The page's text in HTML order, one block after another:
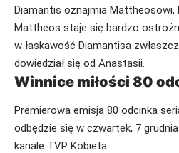
Diamantis oznajmia Mattheosowi,
Mattheos staje się bardzo
w łaskawość Diamantisa
dowiedział się od Anastasii.
Winnice miłości 80
Premierowa emisja 80 odcinka
odbędzie się w czwartek, 7
kanale TVP Kobieta.